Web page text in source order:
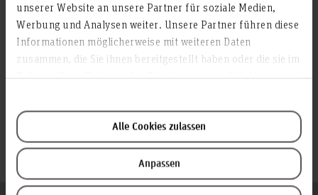
unserer Website an unsere Partner für soziale Medien,
Werbung und Analysen weiter. Unsere Partner führen diese
Informationen möglicherweise mit weiteren Daten
zusammen, die Sie ihnen bereitgestellt haben oder die sie im
Alle Cookies zulassen
Anpassen
Der Studiengang Public Relations gratuliert
allen dreien herzlich zu diesem tollen Erfolg!